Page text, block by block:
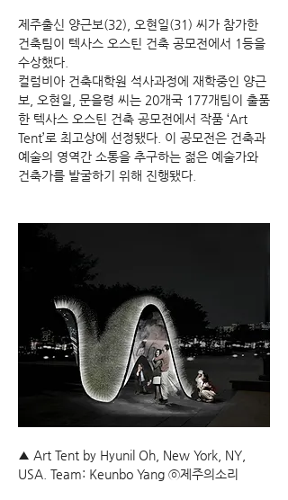
제주출신 양근보(32), 오현일(31) 씨가 참가한
건축팀이 텍사스 오스틴 건축 공모전에서 1등을
수상했다.
컬럼비아 건축대학원 석사과정에 재학중인 양근
보, 오현일, 문을령 씨는 20개국 177개팀이 출품
한 텍사스 오스틴 건축 공모전에서 작품 ‘Art
Tent’로 최고상에 선정됐다. 이 공모전은 건축과
예술의 영역간 소통을 추구하는 젊은 예술가와
건축가를 발굴하기 위해 진행됐다.
▲ Art Tent by Hyunil Oh, New York, NY,
USA. Team: Keunbo Yang ⓒ제주의소리